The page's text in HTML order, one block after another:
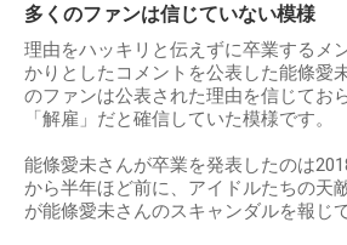
多くのファンは信じていない模様
理由をハッキリと伝えずに卒業するメ
かりとしたコメントを公表した能條愛
のファンは公表された理由を信じてお
「解雇」だと確信していた模様です。
能條愛未さんが卒業を発表したのは
から半年ほど前に、アイドルたちの天
が能條愛未さんのスキャンダルを報じ